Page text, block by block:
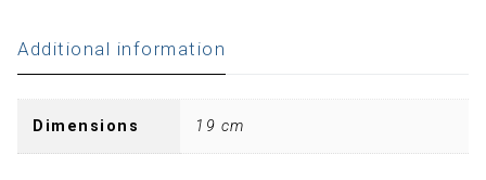
Additional information
Dimensions 19 cm